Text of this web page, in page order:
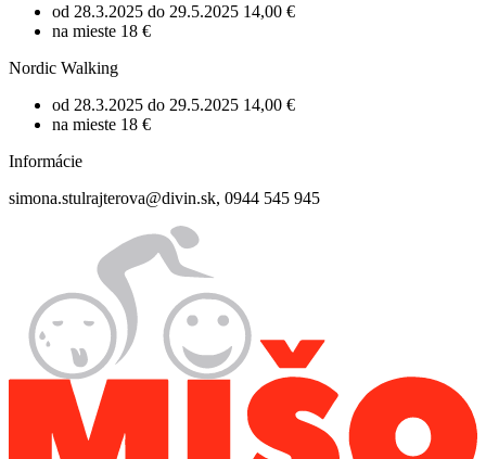
od 28.3.2025 do 29.5.2025 14,00 €
na mieste 18 €
Nordic Walking
od 28.3.2025 do 29.5.2025 14,00 €
na mieste 18 €
Informácie
simona.stulrajterova@divin.sk, 0944 545 945